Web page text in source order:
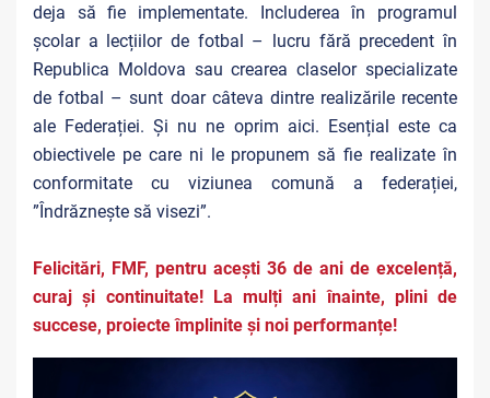
deja să fie implementate. Includerea în programul
școlar a lecțiilor de fotbal – lucru fără precedent în
Republica Moldova sau crearea claselor specializate
de fotbal – sunt doar câteva dintre realizările recente
ale Federației. Și nu ne oprim aici. Esențial este ca
obiectivele pe care ni le propunem să fie realizate în
conformitate cu viziunea comună a federației,
”Îndrăznește să visezi”.
Felicitări, FMF, pentru acești 36 de ani de excelență,
curaj și continuitate! La mulți ani înainte, plini de
succese, proiecte împlinite și noi performanțe!